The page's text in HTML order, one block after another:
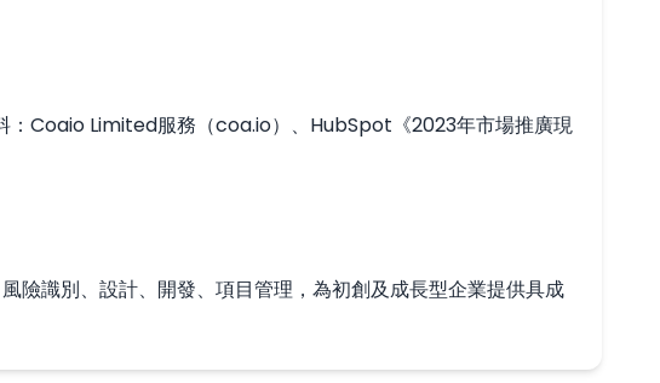
：Coaio Limited服務（coa.io）、HubSpot《2023年市場推廣現
險識別、設計、開發、項目管理，為初創及成長型企業提供具成